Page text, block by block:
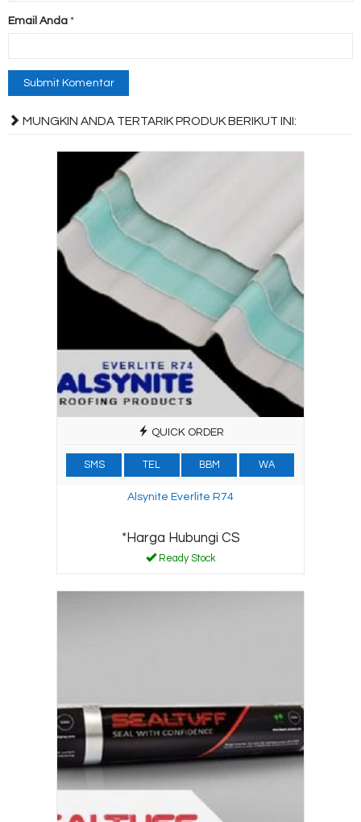
Email Anda *
MUNGKIN ANDA TERTARIK PRODUK BERIKUT INI:
QUICK ORDER
SMS TEL BBM WA
Alsynite Everlite R74
*Harga Hubungi CS
Ready Stock